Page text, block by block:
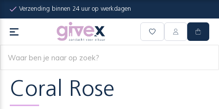
Verzending binnen 24 uur op werkdagen
Coral Rose